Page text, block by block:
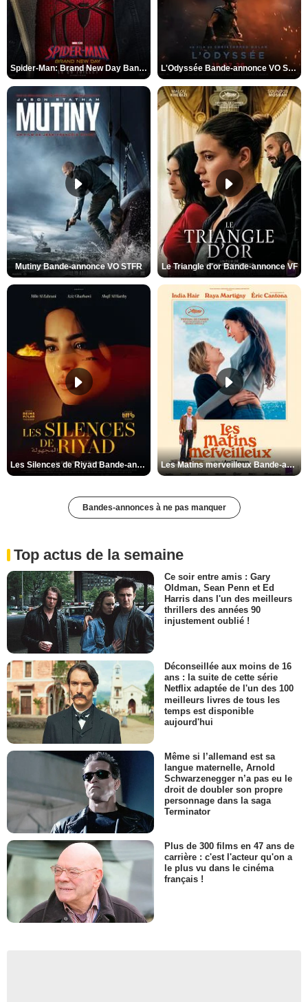
Spider-Man: Brand New Day Bande-annonce VO STFR L'Odyssée Bande-annonce VO STFR
Mutiny Bande-annonce VO STFR Le Triangle d'or Bande-annonce VF
Les Silences de Riyad Bande-annonce VO STFR Les Matins merveilleux Bande-annonce VF
Bandes-annonces à ne pas manquer
Top actus de la semaine
Ce soir entre amis : Gary
Oldman, Sean Penn et Ed
Harris dans l'un des meilleurs
thrillers des années 90
injustement oublié !
Déconseillée aux moins de 16
ans : la suite de cette série
Netflix adaptée de l'un des 100
meilleurs livres de tous les
temps est disponible
aujourd'hui
Même si l’allemand est sa
langue maternelle, Arnold
Schwarzenegger n’a pas eu le
droit de doubler son propre
personnage dans la saga
Terminator
Plus de 300 films en 47 ans de
carrière : c'est l'acteur qu'on a
le plus vu dans le cinéma
français !